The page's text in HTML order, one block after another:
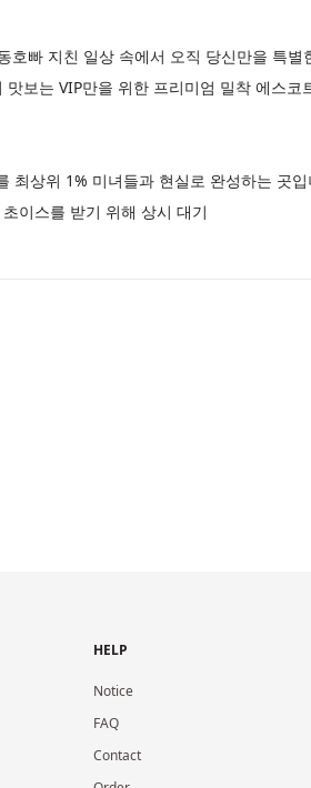
빠 지친 일상 속에서 오직 당신만을 특별
보는 VIP만을 위한 프리미엄 밀착 에스코
최상위 1% 미녀들과 현실로 완성하는 곳
이스를 받기 위해 상시 대기
HELP
Notice
FAQ
Contact